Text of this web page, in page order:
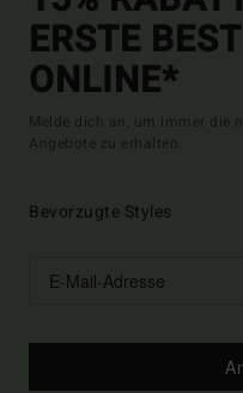
ERSTE
ONLINE*
Melde dich an, um immer die
Angebote zu erhalten.
Bevorzugte Styles